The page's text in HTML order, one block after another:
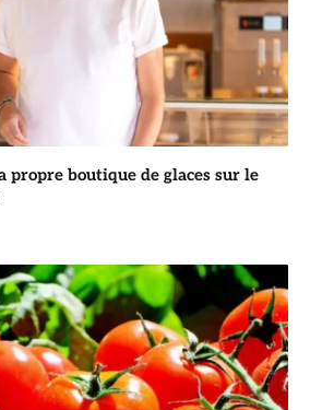
propre boutique de glaces sur le